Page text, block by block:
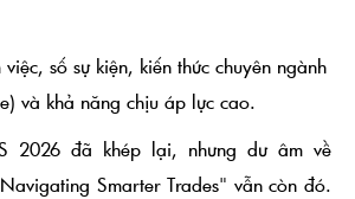
số sự kiện, kiến thức chuyên ngành
và khả năng chịu áp lực cao.
2026 đã khép lại, nhưng dư âm về
Smarter Trades" vẫn còn đó.